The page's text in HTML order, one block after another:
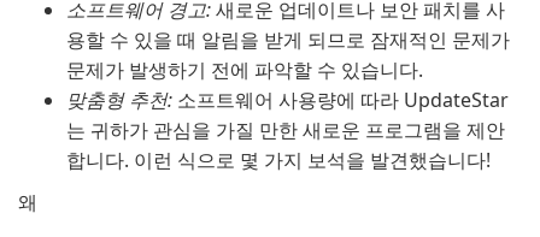
소프트웨어 경고:새로운 업데이트나 보안 패치를 사
용할 수 있을 때 알림을 받게 되므로 잠재적인 문제가
문제가 발생하기 전에 파악할 수 있습니다.
맞춤형 추천: 소프트웨어 사용량에 따라 UpdateStar
는 귀하가 관심을 가질 만한 새로운 프로그램을 제안
합니다. 이런 식으로 몇 가지 보석을 발견했습니다!
왜